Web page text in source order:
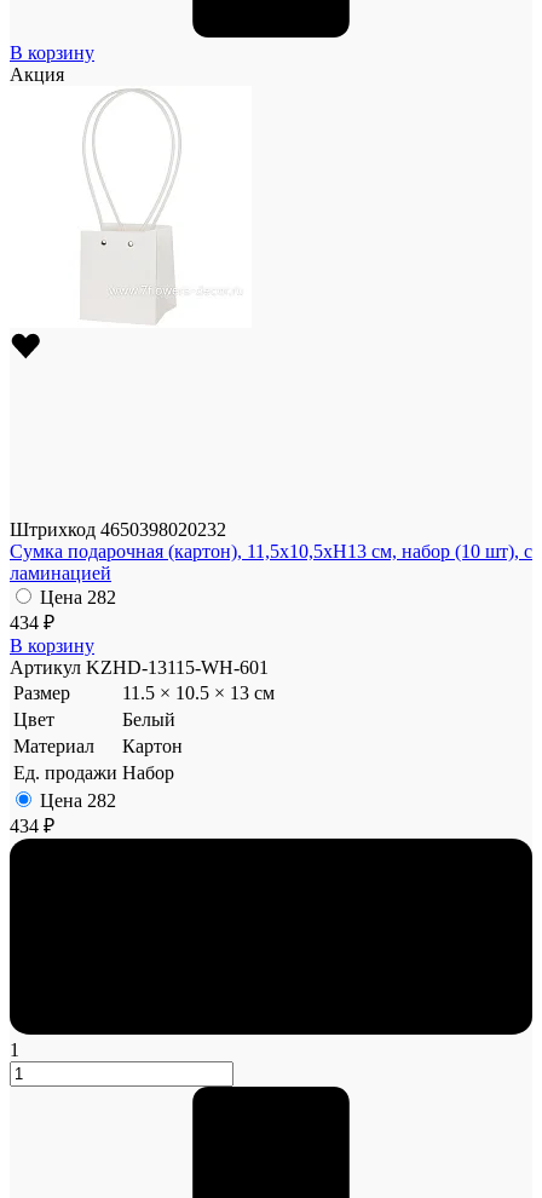
В корзину
Акция
Штрихкод 4650398020232
Сумка подарочная (картон), 11,5x10,5xH13 см, набор (10 шт), с
ламинацией
Цена 282
434 ₽
В корзину
Артикул KZHD-13115-WH-601
Размер
11.5 × 10.5 × 13 см
Цвет
Белый
Материал
Картон
Ед. продажи Набор
Цена 282
434 ₽
1